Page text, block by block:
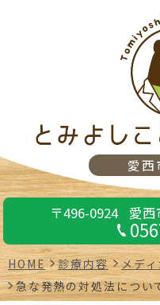
愛西
〒496-0924 愛
HOME 診療内容
メデ
急な発熱の対処法につい